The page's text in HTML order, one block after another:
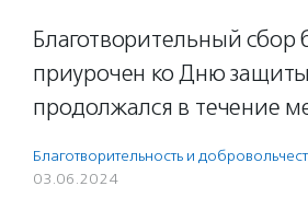
Благотворительный сбор
приурочен ко Дню
продолжался в течение
Благотвори­тель­ность и
03.06.2024